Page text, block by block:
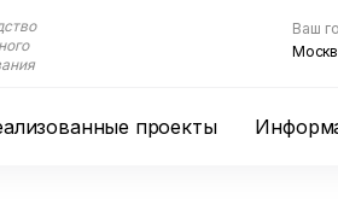
проекты
Ваш